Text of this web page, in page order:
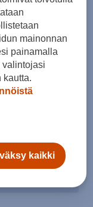
mainonnan
painamalla
valintojasi
kautta.
kaikki